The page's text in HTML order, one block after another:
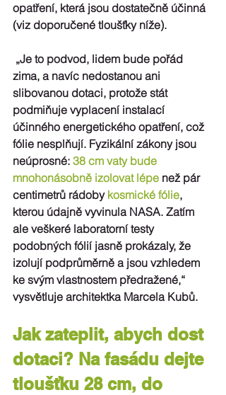
opatření, která jsou dostatečně účinná
(viz doporučené tloušťky níže).
„Je to podvod, lidem bude pořád
zima, a navíc nedostanou ani
slibovanou dotaci, protože stát
podmiňuje vyplacení instalací
účinného energetického opatření, což
fólie nesplňují. Fyzikální zákony jsou
neúprosné: 38 cm vaty bude
mnohonásobně izolovat lépe než pár
centimetrů rádoby kosmické fólie,
kterou údajně vyvinula NASA. Zatím
ale veškeré laboratorní testy
podobných fólií jasně prokázaly, že
izolují podprůměrně a jsou vzhledem
ke svým vlastnostem předražené,“
vysvětluje architektka Marcela Kubů.
Jak zateplit, abych dost
dotaci? Na fasádu dejte
tloušťku 28 cm, do